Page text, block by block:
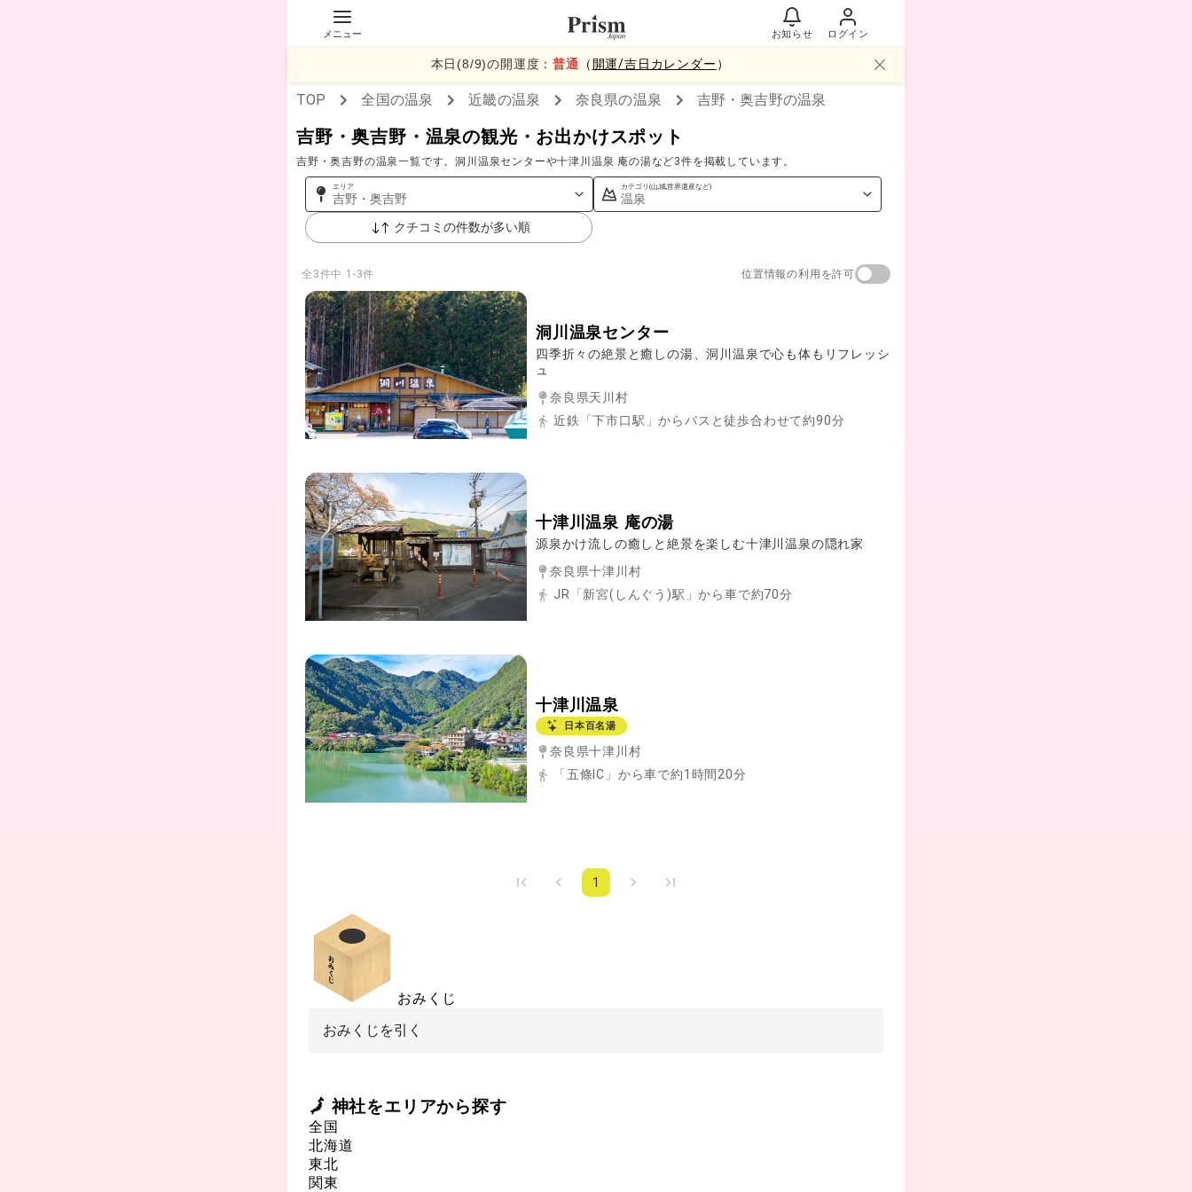
メニュー お知らせ ログイン
本日(8/9)の開運度：普通 （ 開運/吉日カレンダー ）
TOP 全国の温泉 近畿の温泉 奈良県の温泉 吉野・奥吉野の温泉
吉野・奥吉野・温泉の観光・お出かけスポット
吉野・奥吉野の温泉一覧です。洞川温泉センターや十津川温泉 庵の湯など3件を掲載しています。
エリア
吉野・奥吉野
カテゴリ(山,城,世界遺産など)
温泉
クチコミの件数が多い順
全 3件中 1-3件 位置情報の利用を許可
洞川温泉センター
四季折々の絶景と癒しの湯、洞川温泉で心も体もリフレッシ
ュ
奈良県天川村
近鉄「下市口駅」からバスと徒歩合わせて約90分
十津川温泉 庵の湯
源泉かけ流しの癒しと絶景を楽しむ十津川温泉の隠れ家
奈良県十津川村
JR「新宮(しんぐう)駅」から車で約70分
十津川温泉
日本百名湯
奈良県十津川村
「五條IC」から車で約1時間20分
1
おみくじ
おみくじを引く
🗾 神社をエリアから探す
全国
北海道
東北
関東